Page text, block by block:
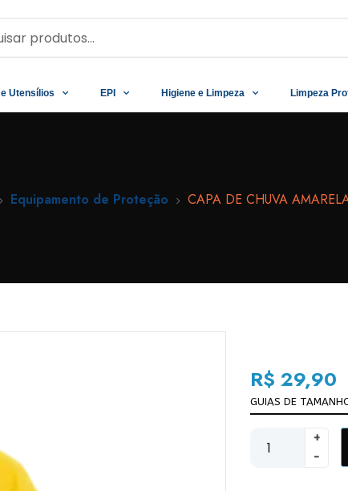
Utensílios EPI Higiene e Limpeza Limpeza
Equipamento de Proteção CAPA DE CHUVA
R$ 29,90
GUIAS DE